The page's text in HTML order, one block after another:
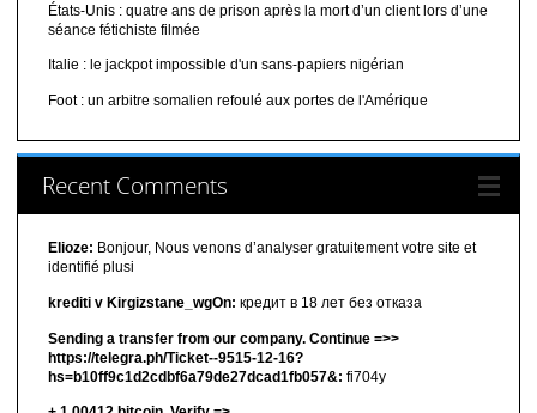
États-Unis : quatre ans de prison après la mort d’un client lors d’une
séance fétichiste filmée
Italie : le jackpot impossible d'un sans-papiers nigérian
Foot : un arbitre somalien refoulé aux portes de l'Amérique
Recent Comments
Elioze: Bonjour, Nous venons d’analyser gratuitement votre site et
identifié plusi
krediti v Kirgizstane_wgOn: кредит в 18 лет без отказа
Sending a transfer from our company. Continue =>>
https://telegra.ph/Ticket--9515-12-16?
hs=b10ff9c1d2cdbf6a79de27dcad1fb057&: fi704y